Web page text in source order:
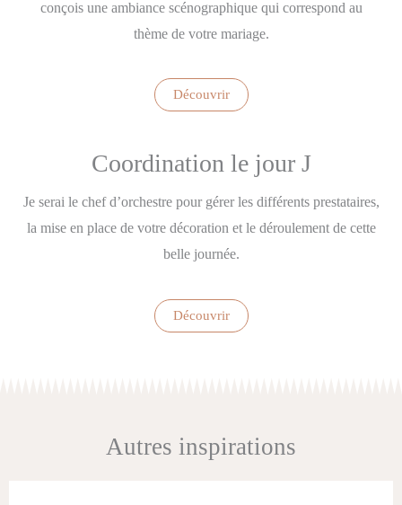
conçois une ambiance scénographique qui correspond au
thème de votre mariage.
Découvrir
Coordination le jour J
Je serai le chef d’orchestre pour gérer les différents prestataires,
la mise en place de votre décoration et le déroulement de cette
belle journée.
Découvrir
Autres inspirations